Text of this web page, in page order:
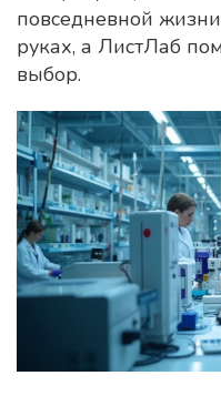
повседневной
руках, а ЛистЛаб
выбор.